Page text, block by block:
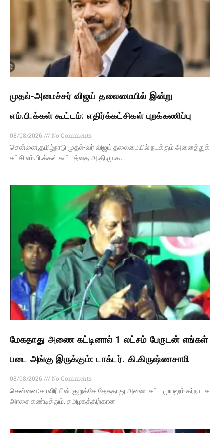
முதல்-அமைச்சர் விஜய் தலைமையில் இன்று
எம்.பி.க்கள் கூட்டம்: எதிர்க்கட்சிகள் புறக்கணிப்பு
08/08/2026
No Comments
சென்னை,தமிழ்நாடு முதல்-வர் விஜய் தலைமையில் நடக்கும் அனைத்துக்
கட்சி எம்.பி.க்கள் கூட்டத்தை அ.தி.மு.க.
மேகதாது அணை கட்டினால் 1 லட்சம் பேருடன் எங்கள்
படை அங்கு இருக்கும்: டாக்டர். கி.கிருஷ்ணசாமி
08/08/2026
No Comments
சென்னை:காவிரியின் குறுக்கே தேகதாது அணை கட்ட முயலும் கர்நாடக
அரசை கண்டித்தும், தமிழகத்திற்கான